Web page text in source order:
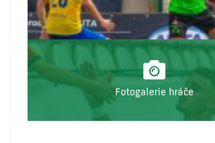
Fotogalerie hráče